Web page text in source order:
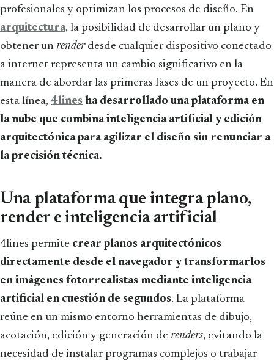
profesionales y optimizan los procesos de diseño. En
arquitectura, la posibilidad de desarrollar un plano y
obtener un render desde cualquier dispositivo conectado
a internet representa un cambio significativo en la
manera de abordar las primeras fases de un proyecto. En
esta línea, 4lines ha desarrollado una plataforma en
la nube que combina inteligencia artificial y edición
arquitectónica para agilizar el diseño sin renunciar a
la precisión técnica.
Una plataforma que integra plano,
render e inteligencia artificial
4lines permite crear planos arquitectónicos
directamente desde el navegador y transformarlos
en imágenes fotorrealistas mediante inteligencia
artificial en cuestión de segundos. La plataforma
reúne en un mismo entorno herramientas de dibujo,
acotación, edición y generación de renders, evitando la
necesidad de instalar programas complejos o trabajar